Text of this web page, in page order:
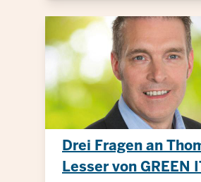
Drei Fragen an
Lesser von GREEN